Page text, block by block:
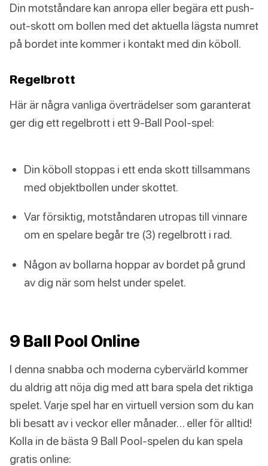
Din motståndare kan anropa eller begära ett push-
out-skott om bollen med det aktuella lägsta numret
på bordet inte kommer i kontakt med din köboll.
Regelbrott
Här är några vanliga överträdelser som garanterat
ger dig ett regelbrott i ett 9-Ball Pool-spel:
Din köboll stoppas i ett enda skott tillsammans
med objektbollen under skottet.
Var försiktig, motståndaren utropas till vinnare
om en spelare begår tre (3) regelbrott i rad.
Någon av bollarna hoppar av bordet på grund
av dig när som helst under spelet.
9 Ball Pool Online
I denna snabba och moderna cybervärld kommer
du aldrig att nöja dig med att bara spela det riktiga
spelet. Varje spel har en virtuell version som du kan
bli besatt av i veckor eller månader… eller för alltid!
Kolla in de bästa 9 Ball Pool-spelen du kan spela
gratis online: